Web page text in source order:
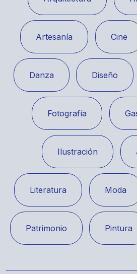
Artesanía Cine
Danza Diseño
Fotografía
Ilustración
Literatura Moda
Patrimonio Pintura